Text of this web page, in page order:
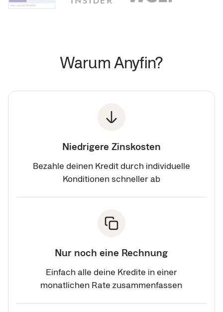
Warum Anyfin?
Niedrigere Zinskosten
Bezahle deinen Kredit durch individuelle
Konditionen schneller ab
Nur noch eine Rechnung
Einfach alle deine Kredite in einer
monatlichen Rate zusammenfassen